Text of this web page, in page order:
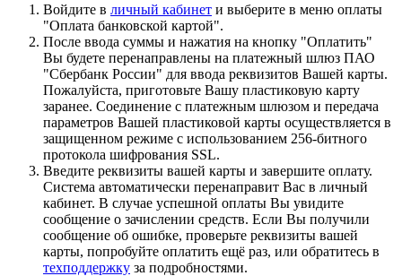
Войдите в личный кабинет и выберите в меню оплаты
"Оплата банковской картой".
После ввода суммы и нажатия на кнопку "Оплатить"
Вы будете перенаправлены на платежный шлюз ПАО
"Сбербанк России" для ввода реквизитов Вашей карты.
Пожалуйста, приготовьте Вашу пластиковую карту
заранее. Соединение с платежным шлюзом и передача
параметров Вашей пластиковой карты осуществляется в
защищенном режиме с использованием 256-битного
протокола шифрования SSL.
Введите реквизиты вашей карты и завершите оплату.
Система автоматически перенаправит Вас в личный
кабинет. В случае успешной оплаты Вы увидите
сообщение о зачислении средств. Если Вы получили
сообщение об ошибке, проверьте реквизиты вашей
карты, попробуйте оплатить ещё раз, или обратитесь в
техподдержку за подробностями.